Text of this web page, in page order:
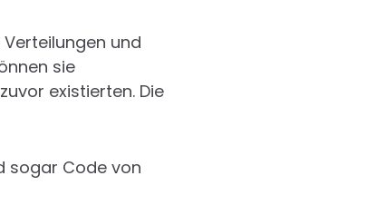
und
sie
existierten. Die
sogar Code von